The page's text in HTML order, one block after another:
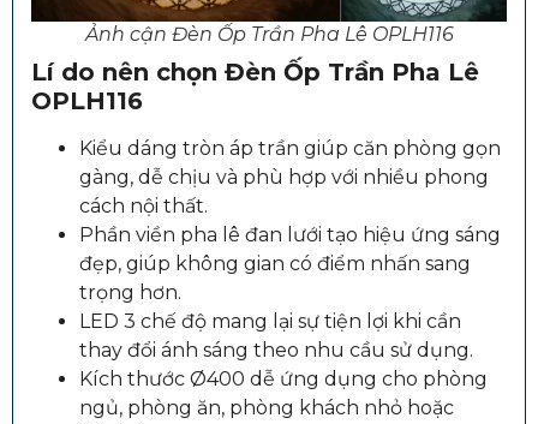
Ảnh cận Đèn Ốp Trần Pha Lê OPLH116
Lí do nên chọn Đèn Ốp Trần Pha Lê
OPLH116
Kiểu dáng tròn áp trần giúp căn phòng gọn
gàng, dễ chịu và phù hợp với nhiều phong
cách nội thất.
Phần viền pha lê đan lưới tạo hiệu ứng sáng
đẹp, giúp không gian có điểm nhấn sang
trọng hơn.
LED 3 chế độ mang lại sự tiện lợi khi cần
thay đổi ánh sáng theo nhu cầu sử dụng.
Kích thước Ø400 dễ ứng dụng cho phòng
ngủ, phòng ăn, phòng khách nhỏ hoặc